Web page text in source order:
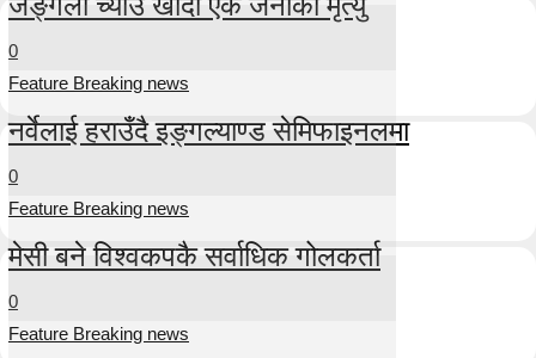
0
Feature Breaking news
नर्वेलाई हराउँदै इङ्गल्याण्ड सेमिफाइनलमा
0
Feature Breaking news
मेसी बने विश्वकपकै सर्वाधिक गोलकर्ता
0
Feature Breaking news